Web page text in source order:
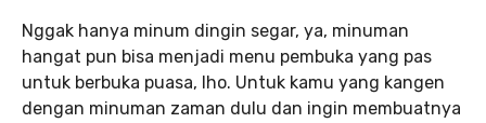
Nggak hanya minum dingin segar, ya, minuman
hangat pun bisa menjadi menu pembuka yang pas
untuk berbuka puasa, lho. Untuk kamu yang kangen
dengan minuman zaman dulu dan ingin membuatnya